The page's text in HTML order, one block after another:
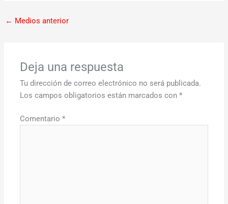
← Medios anterior
Deja una respuesta
Tu dirección de correo electrónico no será publicada.
Los campos obligatorios están marcados con*
Comentario*